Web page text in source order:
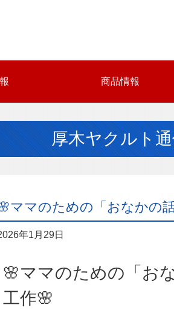
商品情報
厚木ヤクルト
ママのための「おなかの
年1月29日
🌸ママのための「お
工作🌸